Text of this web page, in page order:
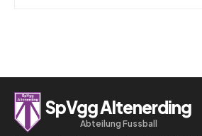
SpVgg Altenerding
Abteilung Fussball